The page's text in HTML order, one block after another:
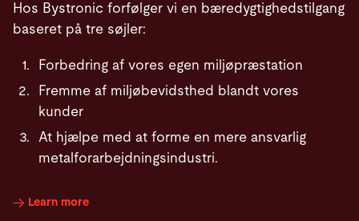
Hos Bystronic forfølger vi en bæredygtighedstilgang
baseret på tre søjler:
Forbedring af vores egen miljøpræstation
Fremme af miljøbevidsthed blandt vores
kunder
At hjælpe med at forme en mere ansvarlig
metalforarbejdningsindustri.
Learn more